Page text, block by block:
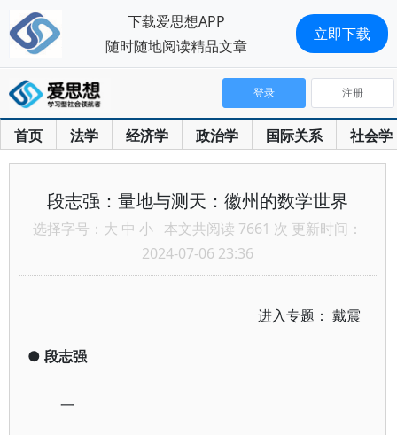
首页 法学 经济学 政治学 国际关系 社会学
登录 注册
段志强：量地与测天：徽州的数学世界
选择字号： 大 中 小 本文共阅读 7661 次 更新时间：
2024-07-06 23:36
进入专题：戴震
● 段志强
一
下载爱思想APP
随时随地阅读精品文章
立即下载